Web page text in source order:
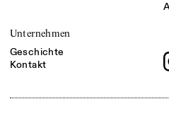
Unternehmen
Geschichte
Kontakt